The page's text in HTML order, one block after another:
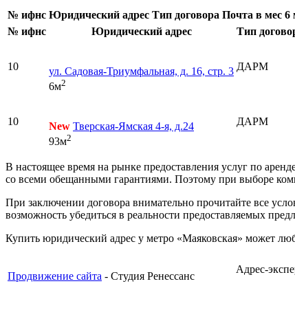
№ ифнс Юридический адрес Тип договора Почта в мес 6
№ ифнс
Юридический адрес Тип
10
ул. Садовая-Триумфальная, д. 16, стр. 3
6м2
ДАРМ
10 New Тверская-Ямская 4-я, д.24
93м2
ДАРМ
В настоящее время на рынке предоставления услуг по
со всеми обещанными гарантиями. Поэтому при выборе
При заключении договора внимательно прочитайте все
возможность убедиться в реальности предоставляемых
Купить юридический адрес у метро «Маяковская» может
Продвижение сайта - Студия Ренессанс
Адрес-